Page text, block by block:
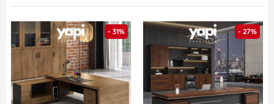
- 31% - 27%